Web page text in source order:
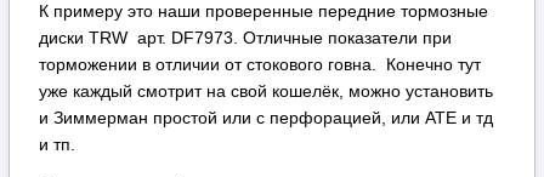
К примеру это наши проверенные передние тормозные
диски TRW арт. DF7973. Отличные показатели при
торможении в отличии от стокового говна. Конечно тут
уже каждый смотрит на свой кошелёк, можно установить
и Зиммерман простой или с перфорацией, или АТЕ и тд
и тп.